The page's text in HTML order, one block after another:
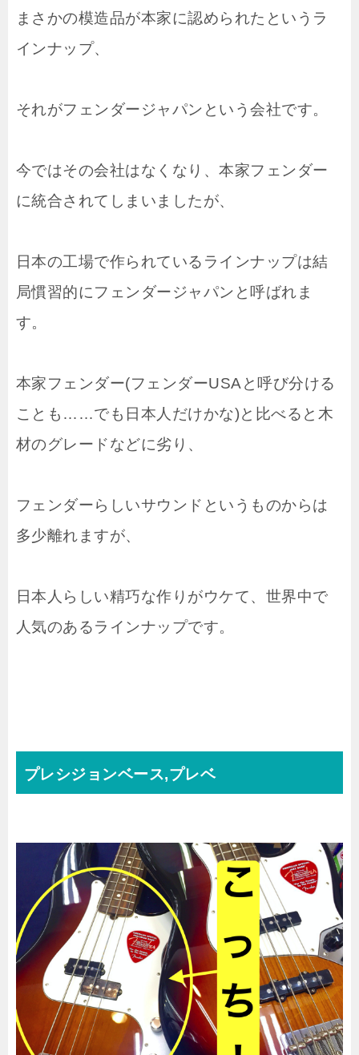
まさかの模造品が本家に認められたというラ
インナップ、
それがフェンダージャパンという会社です。
今ではその会社はなくなり、本家フェンダー
に統合されてしまいましたが、
日本の工場で作られているラインナップは結
局慣習的にフェンダージャパンと呼ばれま
す。
本家フェンダー(フェンダーUSAと呼び分ける
ことも……でも日本人だけかな)と比べると木
材のグレードなどに劣り、
フェンダーらしいサウンドというものからは
多少離れますが、
日本人らしい精巧な作りがウケて、世界中で
人気のあるラインナップです。
プレシジョンベース,プレベ